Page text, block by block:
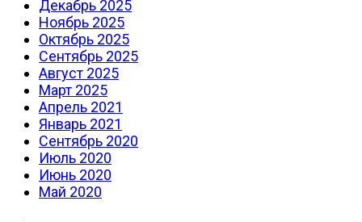
Декабрь 2025
Ноябрь 2025
Октябрь 2025
Сентябрь 2025
Август 2025
Март 2025
Апрель 2021
Январь 2021
Сентябрь 2020
Июль 2020
Июнь 2020
Май 2020